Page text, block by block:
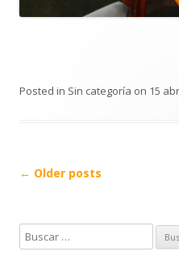
Posted in Sin categoría on 15
Post
← Older posts
u